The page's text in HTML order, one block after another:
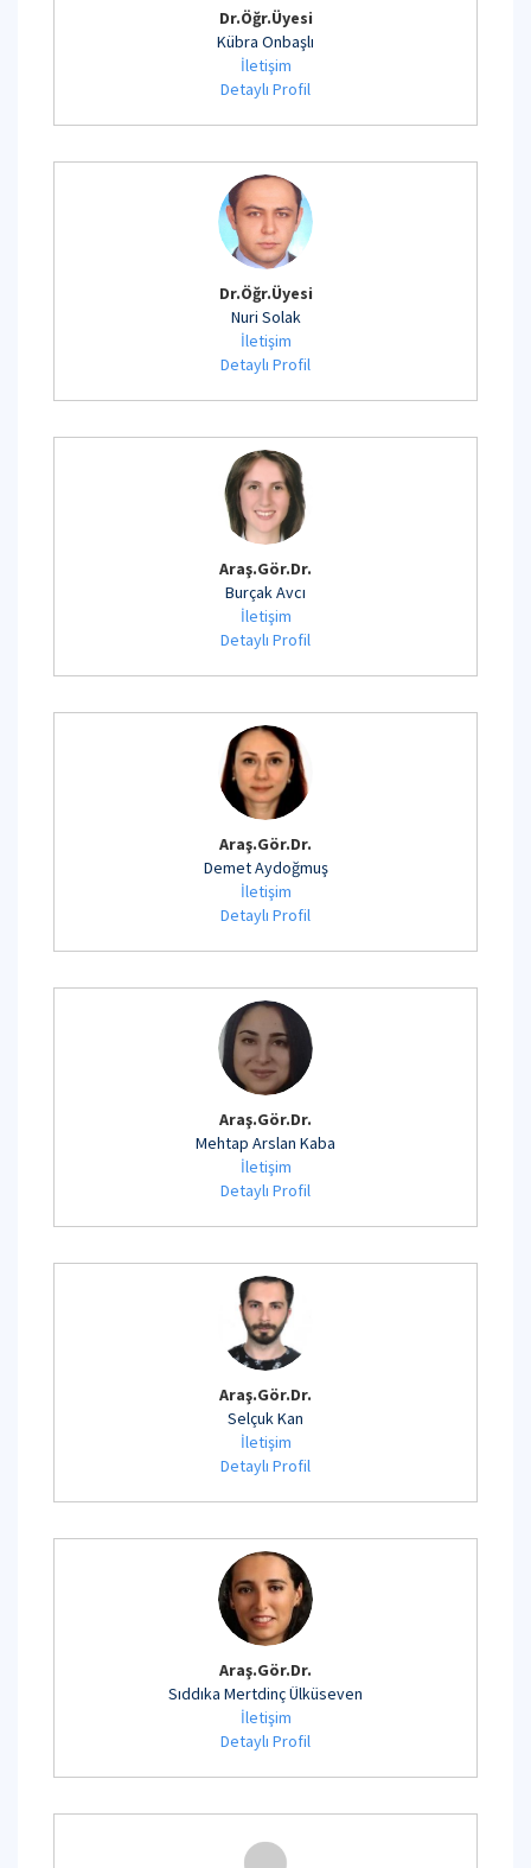
Dr.Öğr.Üyesi
Kübra Onbaşlı
İletişim
Detaylı Profil
Dr.Öğr.Üyesi
Nuri Solak
İletişim
Detaylı Profil
Araş.Gör.Dr.
Burçak Avcı
İletişim
Detaylı Profil
Araş.Gör.Dr.
Demet Aydoğmuş
İletişim
Detaylı Profil
Araş.Gör.Dr.
Mehtap Arslan Kaba
İletişim
Detaylı Profil
Araş.Gör.Dr.
Selçuk Kan
İletişim
Detaylı Profil
Araş.Gör.Dr.
Sıddıka Mertdinç Ülküseven
İletişim
Detaylı Profil